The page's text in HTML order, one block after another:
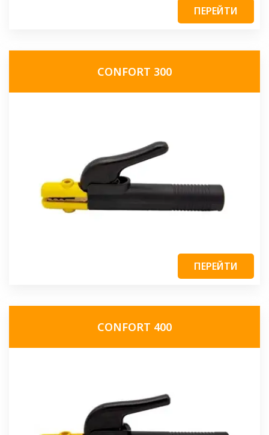
ПЕРЕЙТИ
CONFORT 300
ПЕРЕЙТИ
CONFORT 400